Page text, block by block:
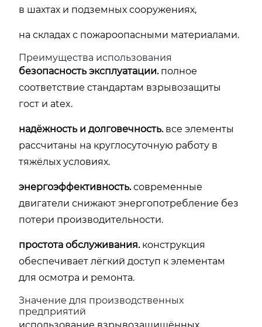
в шахтах и подземных сооружениях,
на складах с пожароопасными материалами.
Преимущества использования
безопасность эксплуатации.полное
соответствие стандартам взрывозащиты
гост и atex.
надёжность и долговечность.все элементы
рассчитаны на круглосуточную работу в
тяжёлых условиях.
энергоэффективность.современные
двигатели снижают энергопотребление без
потери производительности.
простота обслуживания.конструкция
обеспечивает лёгкий доступ к элементам
для осмотра и ремонта.
Значение для производственных
предприятий